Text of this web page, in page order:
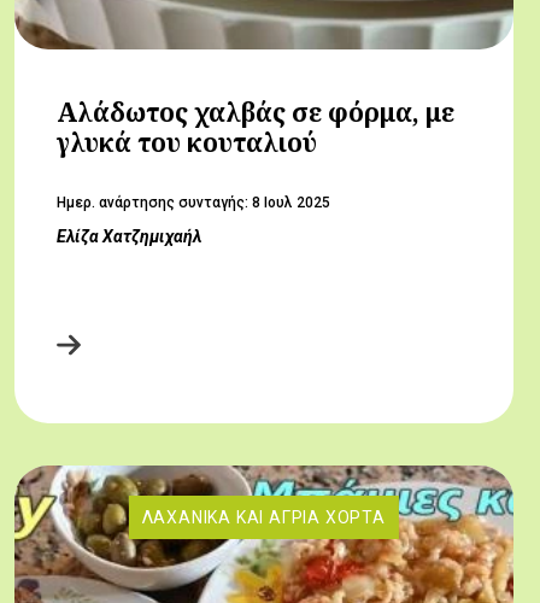
Αλάδωτος χαλβάς σε φόρμα, με
γλυκά του κουταλιού
Hμερ. ανάρτησης συνταγής: 8 Ιουλ 2025
Ελίζα Χατζημιχαήλ
ΛΑΧΑΝΙΚΆ ΚΑΙ ΆΓΡΙΑ ΧΌΡΤΑ